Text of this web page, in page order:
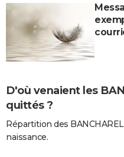
D'où venaient les
quittés ?
Répartition des
naissance.